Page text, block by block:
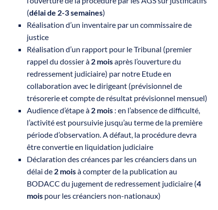
(délai de 2-3 semaines)
Réalisation d’un inventaire par un commissaire de
justice
Réalisation d’un rapport pour le Tribunal (premier
rappel du dossier à 2 moisaprès l’ouverture du
redressement judiciaire) par notre Etude en
collaboration avec le dirigeant (prévisionnel de
trésorerie et compte de résultat prévisionnel mensuel)
Audience d’étape à 2 mois : en l’absence de difficulté,
l’activité est poursuivie jusqu’au terme de la première
période d’observation. A défaut, la procédure devra
être convertie en liquidation judiciaire
Déclaration des créances par les créanciers dans un
délai de 2 moisà compter de la publication au
BODACC du jugement de redressement judiciaire (4
mois pour les créanciers non-nationaux)